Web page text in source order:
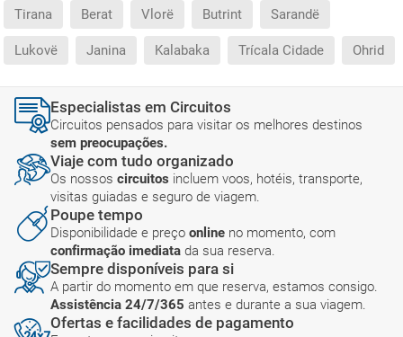
Tirana Berat Vlorë Butrint Sarandë
Lukovë Janina Kalabaka Trícala Cidade Ohrid
Especialistas em Circuitos
Circuitos pensados para visitar os melhores destinos
sem preocupações.
Viaje com tudo organizado
Os nossos circuitos incluem voos, hotéis, transporte,
visitas guiadas e seguro de viagem.
Poupe tempo
Disponibilidade e preço online no momento, com
confirmação imediata da sua reserva.
Sempre disponíveis para si
A partir do momento em que reserva, estamos consigo.
Assistência 24/7/365 antes e durante a sua viagem.
Ofertas e facilidades de pagamento